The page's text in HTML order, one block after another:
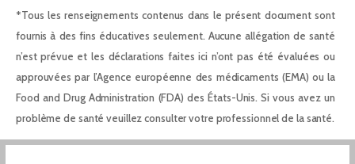
*Tous les renseignements contenus dans le présent document sont
fournis à des fins éducatives seulement. Aucune allégation de santé
n’est prévue et les déclarations faites ici n’ont pas été évaluées ou
approuvées par l’Agence européenne des médicaments (EMA) ou la
Food and Drug Administration (FDA) des États-Unis. Si vous avez un
problème de santé veuillez consulter votre professionnel de la santé.